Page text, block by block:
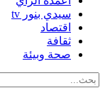
سيدي بنور tv
اقتصاد
ثقافة
صحة وبيئة